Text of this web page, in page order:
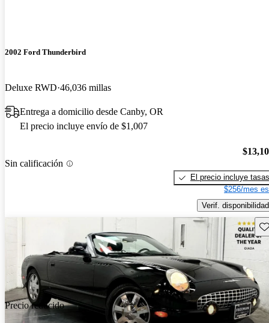
2002 Ford Thunderbird
Deluxe RWD 46,036 millas
Entrega a domicilio desde Canby, OR
El precio incluye envío de $1,007
Sin calificación
El precio incluye tasas
$256/mes
Verif. disponibilidad
Precio reducido